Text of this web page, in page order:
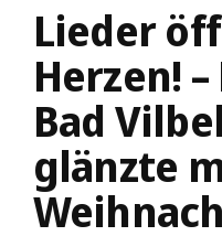
Lieder
Herzen!
Bad
glänzte